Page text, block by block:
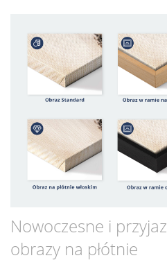
Nowoczesne i
obrazy na płótnie